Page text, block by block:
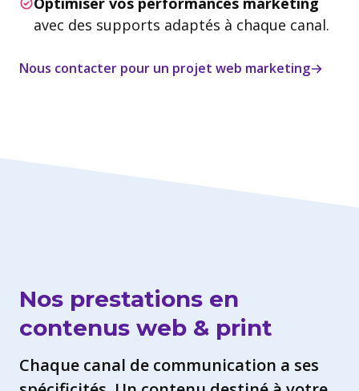
avec des supports adaptés à chaque canal.
Nous contacter pour un projet web marketing
Nos prestations en
contenus web & print
Chaque canal de communication a ses